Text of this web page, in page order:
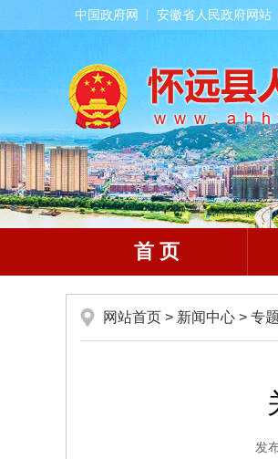
中国政府网 安徽省人民政府网站
首 页
网站首页 > 新闻中心 > 专
发